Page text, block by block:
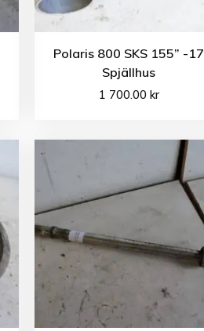
Polaris 800 SKS 155” -17
Spjällhus
1 700.00 kr